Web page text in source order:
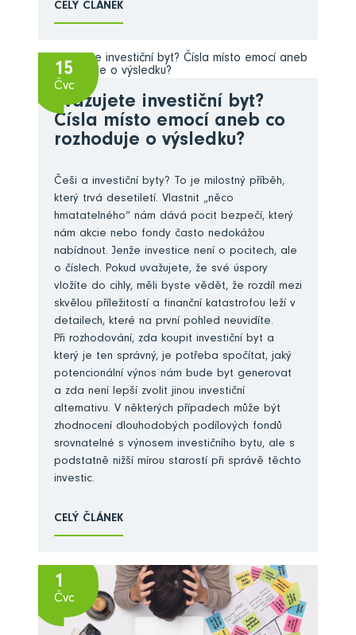
CELÝ ČLÁNEK
15
Čvc
Zvažujete investiční byt?
Čísla místo emocí aneb co
rozhoduje o výsledku?
Češi a investiční byty? To je milostný příběh,
který trvá desetiletí. Vlastnit „něco
hmatatelného“ nám dává pocit bezpečí, který
nám akcie nebo fondy často nedokážou
nabídnout. Jenže investice není o pocitech, ale
o číslech. Pokud uvažujete, že své úspory
vložíte do cihly, měli byste vědět, že rozdíl mezi
skvělou příležitostí a finanční katastrofou leží v
detailech, které na první pohled neuvidíte.
Při rozhodování, zda koupit investiční byt a
který je ten správný, je potřeba spočítat, jaký
potencionální výnos nám bude byt generovat
a zda není lepší zvolit jinou investiční
alternativu. V některých případech může být
zhodnocení dlouhodobých podílových fondů
srovnatelné s výnosem investičního bytu, ale s
podstatně nižší mírou starostí při správě těchto
investic.
CELÝ ČLÁNEK
1
Čvc